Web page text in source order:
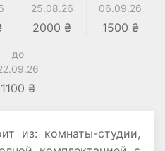
25.08.26
2000 ₴
06.09.26
1500 ₴
до
1100 ₴
из: комнаты-студии,